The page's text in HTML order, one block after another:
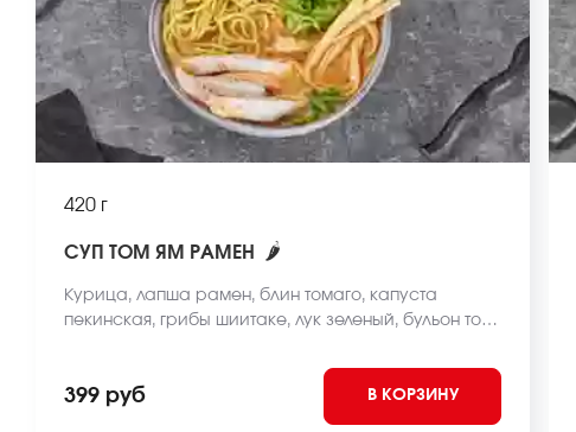
420 г
СУП ТОМ ЯМ РАМЕН 🌶
Курица, лапша рамен, блин томаго, капуста
пекинская, грибы шиитаке, лук зеленый, бульон том
399 руб В КОРЗИНУ